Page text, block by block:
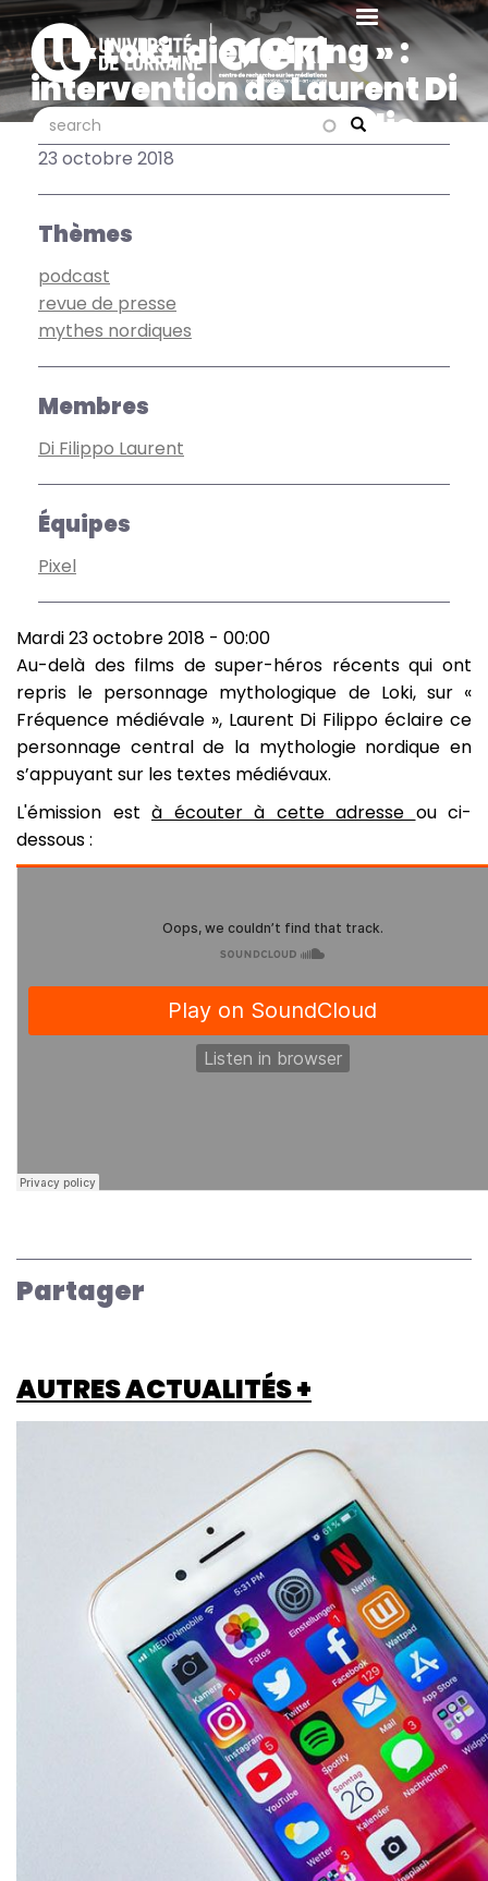
Aller
au
contenu
principal
Search
search search
« Loki, dieu viking » :
intervention de Laurent Di
Filippo sur la webradio «
Fréquence médiévale »
23 octobre 2018
Thèmes
podcast
revue de presse
mythes nordiques
Membres
Di Filippo Laurent
Équipes
Pixel
Mardi 23 octobre 2018 - 00:00
Au-delà des films de super-héros récents qui ont
repris le personnage mythologique de Loki, sur «
Fréquence médiévale », Laurent Di Filippo éclaire ce
personnage central de la mythologie nordique en
s’appuyant sur les textes médiévaux.
L'émission est à écouter à cette adresse ou ci-
dessous :
Partager
AUTRES ACTUALITÉS +